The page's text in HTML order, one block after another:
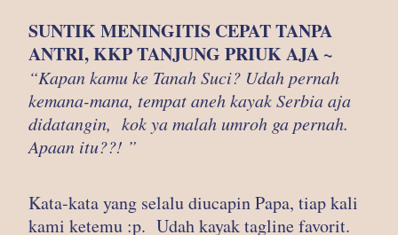
SUNTIK MENINGITIS CEPAT TANPA
ANTRI, KKP TANJUNG PRIUK AJA ~
“Kapan kamu ke Tanah Suci? Udah pernah
kemana-mana, tempat aneh kayak Serbia aja
didatangin, kok ya malah umroh ga pernah.
Apaan itu??! ”
Kata-kata yang selalu diucapin Papa, tiap kali
kami ketemu :p. Udah kayak tagline favorit.